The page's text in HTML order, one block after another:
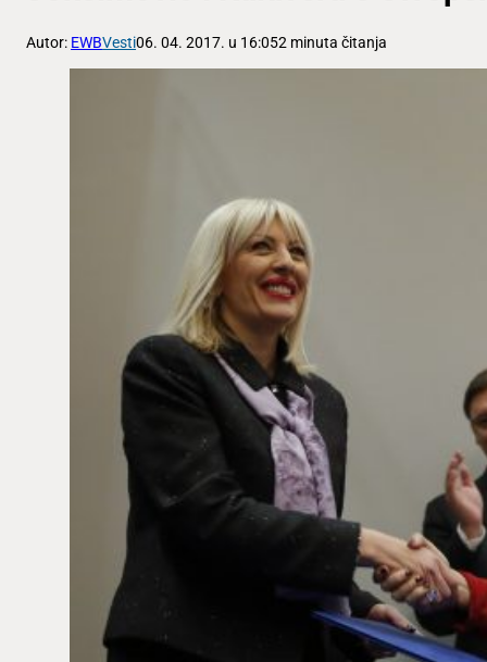
Autor: EWBVesti06. 04. 2017. u 16:052 minuta čitanja